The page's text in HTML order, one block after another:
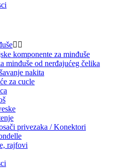
 
komponente za minđuše
minđuše od nerđajućeg čelika
nakita
za cucle
privezaka / Konektori
rajfovi